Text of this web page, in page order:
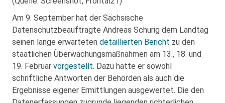
Am 9. September hat der Sächsische
Datenschutzbeauftragte Andreas Schurig dem Landtag
seinen lange erwarteten detaillierten Bericht zu den
staatlichen Überwachungsmaßnahmen am 13., 18. und
19. Februar vorgestellt. Dazu hatte er sowohl
schriftliche Antworten der Behörden als auch die
Ergebnisse eigener Ermittlungen ausgewertet. Die den